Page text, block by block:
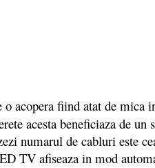
acopera fiind atat de
acesta beneficiaza de
numarul de cabluri este
TV afiseaza in mod